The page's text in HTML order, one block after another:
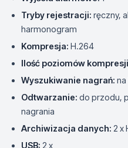
Tryby rejestracji: ręczny,
harmonogram
Kompresja: H.264
Ilość poziomów
Wyszukiwanie nagrań: na
Odtwarzanie: do przodu,
nagrania
Archiwizacja danych: 2 x
USB: 2 x